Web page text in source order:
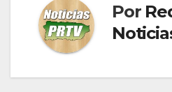
Por